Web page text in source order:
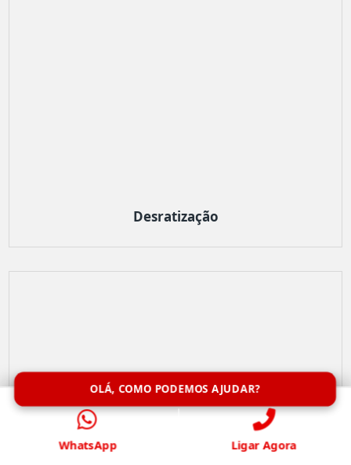
Desratização
OLÁ, COMO PODEMOS AJUDAR?
WhatsApp Ligar Agora